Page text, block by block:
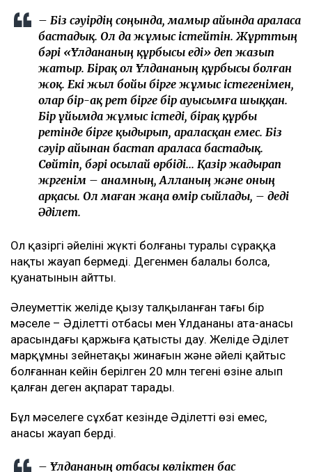
даулар
Желіде Әділеттің сегіз айдан кейін қайта үйленгені
ғана емес, оның қазіргі жарының кім екені де қызу
талқыланды. Әлеуметтік желіде оның қазіргі
әйелі марқұм Ұлдананың әріптесі әрі жақын құрбысы
болған деген ақпарат тараған. Сонымен қатар оның
қайғылы жағдайдан көп ұзамай жүкті болғаны
туралы қауесет те айтылды.
– Біз сәуірдің соңында, мамыр айында араласа
бастадық. Ол да жұмыс істейтін. Жұрттың
бәрі «Ұлдананың құрбысы еді» деп жазып
жоқ. Екі жыл бойы бірге жұмыс істегенімен,
олар бір-ақ рет бірге бір ауысымға шыққан.
Бір ұйымда жұмыс істеді, бірақ құрбы
сәуір айынан бастап араласа бастадық.
Сөйтіп, бәрі осылай өрбіді... Қазір жадырап
жүргенім – анамның, Алланың және оның
арқасы. Ол маған жаңа өмір сыйлады, – деді
Әділет.
нақты жауап бермеді. Дегенмен балалы болса,
қуанатынын айтты.
Әлеуметтік желіде қызу талқыланған тағы бір